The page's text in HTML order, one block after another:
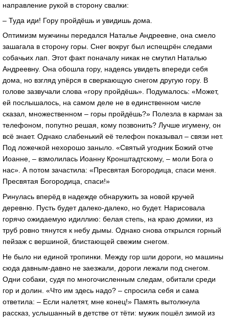
направление рукой в сторону свалки:
– Туда иди! Гору пройдёшь и увидишь дома.
Оптимизм мужчины передался Наталье Андреевне, она смело
зашагала в сторону горы. Снег вокруг был испещрён следами
собачьих лап. Этот факт поначалу никак не смутил Наталью
Андреевну. Она обошла гору, надеясь увидеть впереди себя
дома, но взгляд упёрся в сверкающую снегом другую гору. В
голове зазвучали слова «гору пройдёшь». Подумалось: «Может,
ей послышалось, на самом деле не в единственном числе
сказал, множественном – горы пройдёшь?» Полезла в карман за
телефоном, попутно решая, кому позвонить? Лучше игумену, он
всё знает. Однако слабенький её телефон показывал – связи нет.
Под ложечкой нехорошо заныло. «Святый угодник Божий отче
Иоанне, – взмолилась Иоанну Кронштадтскому, – моли Бога о
нас». А потом зачастила: «Пресвятая Богородица, спаси меня.
Пресвятая Богородица, спаси!»
Ринулась вперёд в надежде обнаружить за новой кручей
деревню. Пусть будет далеко-далеко, но будет. Нарисовала
горячо ожидаемую идиллию: белая степь, на краю домики, из
труб ровно тянутся к небу дымы. Однако снова открылся горный
пейзаж с вершиной, блистающей свежим снегом.
Не было ни единой тропинки. Между гор шли дороги, но машины
сюда давным-давно не заезжали, дороги лежали под снегом.
Одни собаки, судя по многочисленным следам, обитали среди
гор и долин. «Что им здесь надо? – спросила себя и сама
ответила: – Если налетят, мне конец!» Память вытолкнула
рассказ, услышанный в детстве от тёти: мужик пошёл зимой из